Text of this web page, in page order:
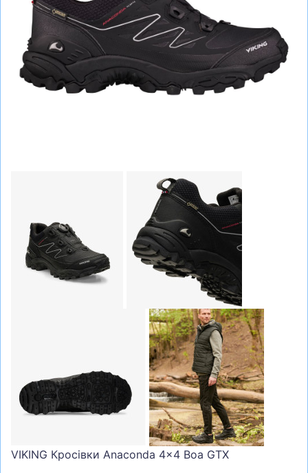
СУМКИ
ШОЛОМИ, ЗАХИСТ, ОКУЛЯРИ
БІГ, ФІТНЕС, М'ЯЧІ
ВЕЛОСИПЕДИ
VIKING Кросівки Anaconda 4x4 Boa GTX